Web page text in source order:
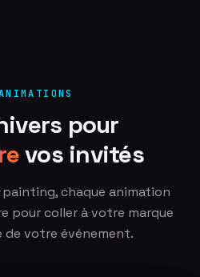
pour
vos invités
chaque animation
pour coller à votre marque
de votre événement.